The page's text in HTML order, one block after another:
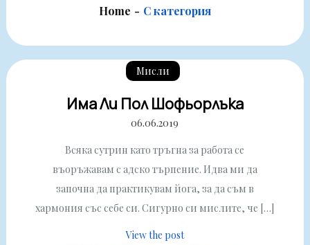
Home С категория
Мисли
Има Ли Пол Шофьорлъка
06.06.2019
Всяка сутрин като тръгна за работа се
въоръжавам с адско търпение. Идва ми да
започна да практикувам йога, за да съм в
хармония със себе си. Сигурно си мислите, че […]
View the post